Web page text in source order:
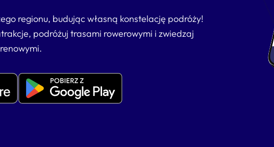
regionu, budując własną konstelację podróży!
podróżuj trasami rowerowymi i zwiedzaj